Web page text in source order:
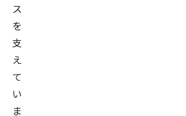
ス
を
支
え
て
い
ま